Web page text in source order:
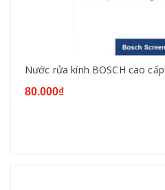
Nước rửa kính BOSCH cao
80.000₫